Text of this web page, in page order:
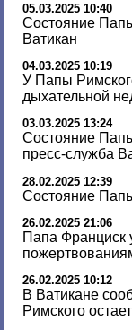
05.03.2025 10:40
Состояние
Ватикан
04.03.2025 10:19
У Папы
дыхательной
03.03.2025 13:24
Состояние
пресс-служба
28.02.2025 12:39
Состояние
26.02.2025 21:06
Папа Франциск
26.02.2025 10:12
В Ватикане
Римского